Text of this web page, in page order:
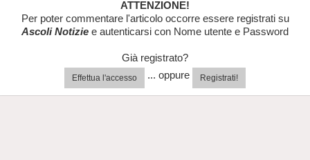
ATTENZIONE!
Per poter commentare l'articolo occorre essere registrati su
Ascoli Notizie e autenticarsi con Nome utente e Password
Già registrato?
Effettua l'accesso ... oppure Registrati!